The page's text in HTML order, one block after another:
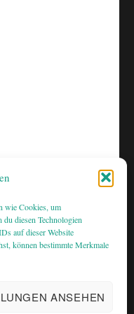
wie Cookies, um
diesen Technologien
auf dieser Website
können bestimmte Merkmale
ANSEHEN